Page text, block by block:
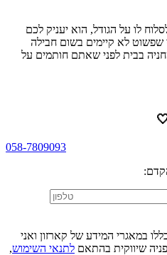
לו על הגודל, הוא יעניק לכם
שפשוט לא קיימים בשום חבילה
בבית לפני שאתם חותמים על
058-7809093
במאגרי המידע של קארזון ואני
שיווקית בהתאם לתנאי השימוש,